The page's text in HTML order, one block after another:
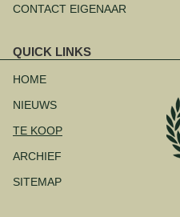
CONTACT EIGENAAR
QUICK LINKS
overslaan
HOME
NIEUWS
TE KOOP
ARCHIEF
SITEMAP